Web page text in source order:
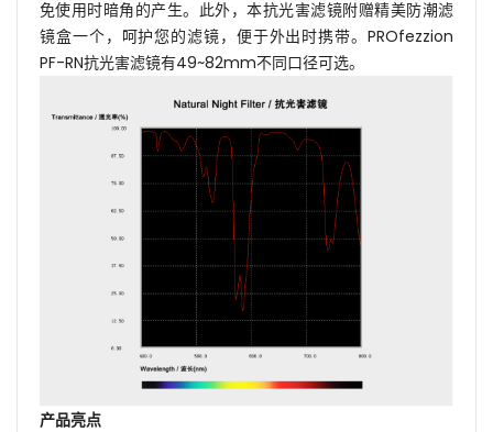
免使用时暗角的产生。此外，本抗光害滤镜附赠精美防潮滤
镜盒一个，呵护您的滤镜，便于外出时携带。PROfezzion
PF-RN抗光害滤镜有49~82mm不同口径可选。
产品亮点